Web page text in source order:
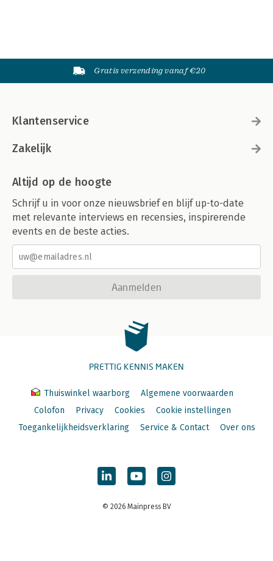
Gratis verzending vanaf €20
Klantenservice
Zakelijk
Altijd op de hoogte
Schrijf u in voor onze nieuwsbrief en blijf up-to-date
met relevante interviews en recensies, inspirerende
events en de beste acties.
Aanmelden
PRETTIG KENNIS MAKEN
Thuiswinkel waarborg
Algemene voorwaarden
Colofon
Privacy Cookies
Cookie instellingen
Toegankelijkheidsverklaring
Service & Contact Over ons
© 2026 Mainpress BV